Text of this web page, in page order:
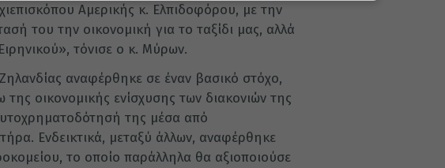
Αμερικής κ. Ελπιδοφόρου, με την
του την οικονομική για το ταξίδι μας, αλλά
τόνισε ο κ. Μύρων.
αναφέρθηκε σε έναν βασικό στόχο,
οικονομικής ενίσχυσης των διακονιών της
της μέσα από
Ενδεικτικά, μεταξύ άλλων, αναφέρθηκε
το οποίο παράλληλα θα αξιοποιούσε